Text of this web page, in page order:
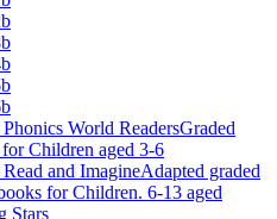
World ReadersGraded
for Children aged 3-6
and ImagineAdapted graded
for Children. 6-13 aged
Stars